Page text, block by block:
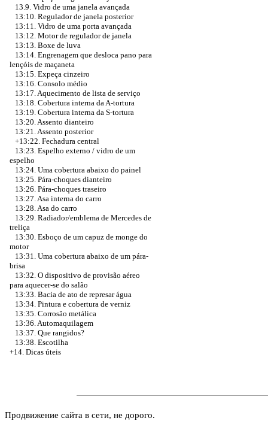
13.9. Vidro de uma janela avançada
13:10. Regulador de janela posterior
13:11. Vidro de uma porta avançada
13:12. Motor de regulador de janela
13:13. Boxe de luva
13:14. Engrenagem que desloca pano para
lençóis de maçaneta
13:15. Expeça cinzeiro
13:16. Consolo médio
13:17. Aquecimento de lista de serviço
13:18. Cobertura interna da A-tortura
13:19. Cobertura interna da S-tortura
13:20. Assento dianteiro
13:21. Assento posterior
+13:22. Fechadura central
13:23. Espelho externo / vidro de um
espelho
13:24. Uma cobertura abaixo do painel
13:25. Pára-choques dianteiro
13:26. Pára-choques traseiro
13:27. Asa interna do carro
13:28. Asa do carro
13:29. Radiador/emblema de Mercedes de
treliça
13:30. Esboço de um capuz de monge do
motor
13:31. Uma cobertura abaixo de um pára-
brisa
13:32. O dispositivo de provisão aéreo
para aquecer-se do salão
13:33. Bacia de ato de represar água
13:34. Pintura e cobertura de verniz
13:35. Corrosão metálica
13:36. Automaquilagem
13:37. Que rangidos?
13:38. Escotilha
+14. Dicas úteis
Продвижение сайта в сети, не дорого.